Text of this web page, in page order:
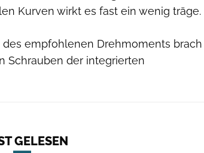
Kurven wirkt es fast ein wenig träge.
empfohlenen Drehmoments brach
Schrauben der integrierten
GELESEN